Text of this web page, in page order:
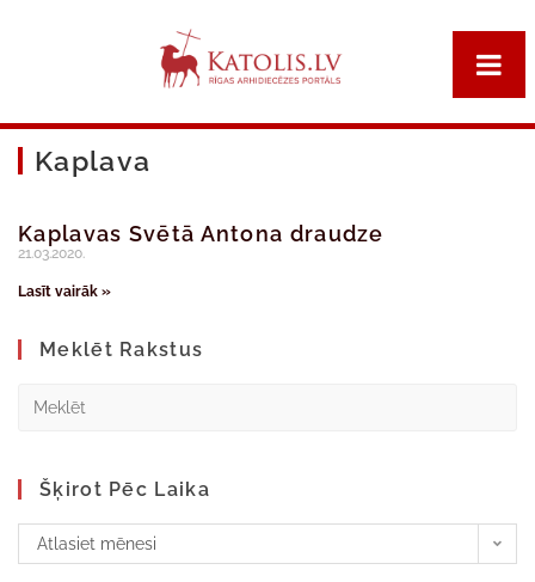
Kaplava
Kaplavas Svētā Antona draudze
21.03.2020.
Lasīt vairāk »
Meklēt Rakstus
Šķirot Pēc Laika
Atlasiet mēnesi